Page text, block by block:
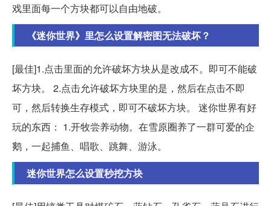
戏里面每一个方块都可以自由地破。
《迷你世界》里怎么设置解密图无法破坏？
[最佳]1.点击里面的允许破坏方块从是改成不。即可不能破
坏方块。 2.点击允许破坏方块里的是，然后在点击不即
可，然后转换生存模式，即可不破坏方块。 迷你世界有好
玩的东西： 1.开牧尝养动物。在雪原圈养了一群可爱的企
鹅，一起捕鱼、唱歌、跳舞、游泳。
迷你世界怎么设置秒挖方块